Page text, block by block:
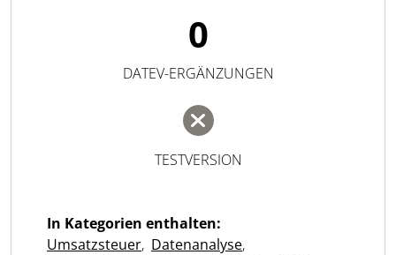
0
DATEV-ERGÄNZUNGEN
TESTVERSION
In Kategorien enthalten:
Umsatzsteuer, Datenanalyse,